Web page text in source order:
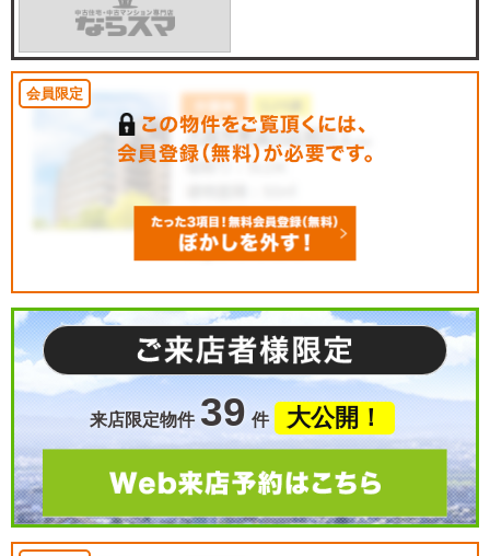
来店限定物件 39 件 大公開！